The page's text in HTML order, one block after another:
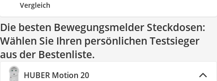
Vergleich
Die besten Bewegungsmelder Steckdosen:
Wählen Sie Ihren persönlichen Testsieger
aus der Bestenliste.
HUBER Motion 20